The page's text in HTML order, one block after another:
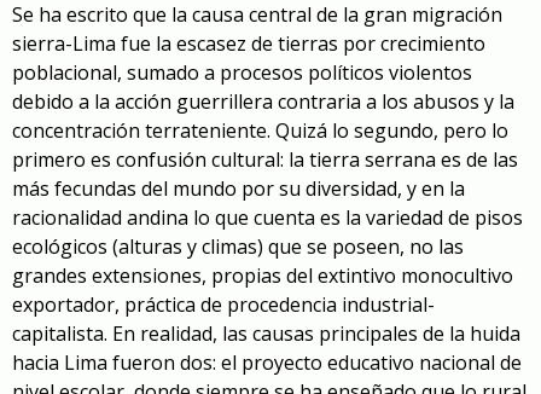
Se ha escrito que la causa central de la gran migración
sierra-Lima fue la escasez de tierras por crecimiento
poblacional, sumado a procesos políticos violentos
debido a la acción guerrillera contraria a los abusos y la
concentración terrateniente. Quizá lo segundo, pero lo
primero es confusión cultural: la tierra serrana es de las
más fecundas del mundo por su diversidad, y en la
racionalidad andina lo que cuenta es la variedad de pisos
ecológicos (alturas y climas) que se poseen, no las
grandes extensiones, propias del extintivo monocultivo
exportador, práctica de procedencia industrial-
capitalista. En realidad, las causas principales de la huida
hacia Lima fueron dos: el proyecto educativo nacional de